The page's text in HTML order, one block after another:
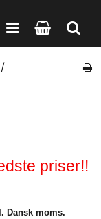
/
priser!!
Dansk moms.